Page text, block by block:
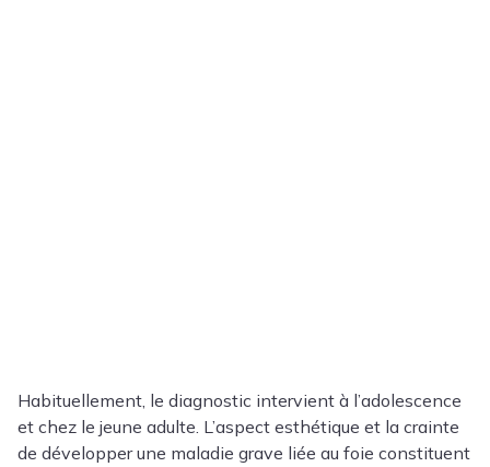
Habituellement, le diagnostic intervient à l’adolescence
et chez le jeune adulte. L’aspect esthétique et la crainte
de développer une maladie grave liée au foie constituent